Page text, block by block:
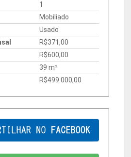
1
Mobiliado
Usado
R$371,00
R$600,00
39 m²
R$499.000,00